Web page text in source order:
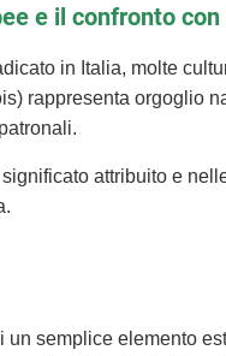
e il confronto con
in Italia, molte
rappresenta orgoglio
attribuito e
un semplice elemento